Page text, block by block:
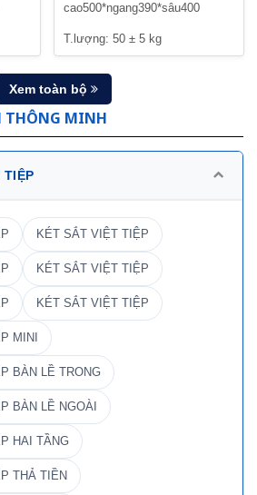
cao500*ngang390*sâu400
T.lượng: 50 ± 5 kg
Xem toàn bộ
THÔNG MINH
TIỆP
KÉT SẮT VIỆT TIỆP
KÉT SẮT VIỆT TIỆP
KÉT SẮT VIỆT TIỆP
MINI
BÀN LỀ TRONG
BÀN LỀ NGOÀI
HAI TẦNG
THẢ TIỀN